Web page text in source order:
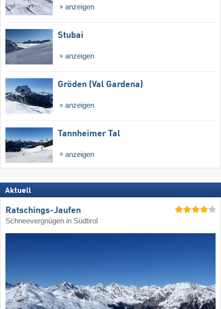
anzeigen
Stubai
anzeigen
Gröden (Val Gardena)
anzeigen
Tannheimer Tal
anzeigen
Aktuell
Ratschings-Jaufen
Schneevergnügen in Südtirol